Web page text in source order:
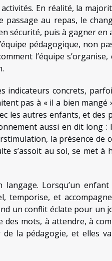
En réalité, la
passage au repas, le
sécurité, puis à gagner en
pédagogique, non
l’équipe s’organise,
indicateurs concrets,
pas à « il a bien mangé
les autres enfants, et
aussi en dit long
la présence de
s’assoit au sol, se met à
Lorsqu’un enfant
temporise, et
un conflit éclate pour un
mots, à attendre, à
la pédagogie, et elles